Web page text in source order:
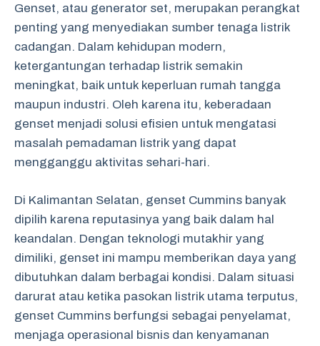
Genset, atau generator set, merupakan perangkat
penting yang menyediakan sumber tenaga listrik
cadangan. Dalam kehidupan modern,
ketergantungan terhadap listrik semakin
meningkat, baik untuk keperluan rumah tangga
maupun industri. Oleh karena itu, keberadaan
genset menjadi solusi efisien untuk mengatasi
masalah pemadaman listrik yang dapat
mengganggu aktivitas sehari-hari.
Di Kalimantan Selatan, genset Cummins banyak
dipilih karena reputasinya yang baik dalam hal
keandalan. Dengan teknologi mutakhir yang
dimiliki, genset ini mampu memberikan daya yang
dibutuhkan dalam berbagai kondisi. Dalam situasi
darurat atau ketika pasokan listrik utama terputus,
genset Cummins berfungsi sebagai penyelamat,
menjaga operasional bisnis dan kenyamanan